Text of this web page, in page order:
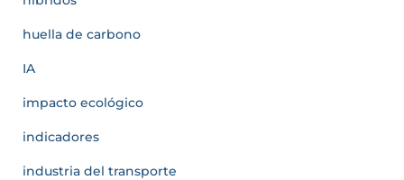
huella de carbono
IA
impacto ecológico
indicadores
industria del transporte